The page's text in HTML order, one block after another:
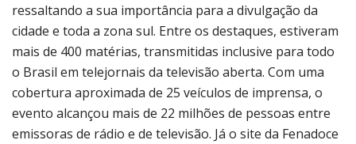
ressaltando a sua importância para a divulgação da
cidade e toda a zona sul. Entre os destaques, estiveram
mais de 400 matérias, transmitidas inclusive para todo
o Brasil em telejornais da televisão aberta. Com uma
cobertura aproximada de 25 veículos de imprensa, o
evento alcançou mais de 22 milhões de pessoas entre
emissoras de rádio e de televisão. Já o site da Fenadoce